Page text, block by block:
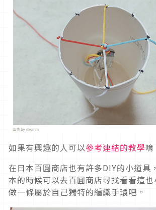
如果有興趣的人可以參考連結的教學唷
在日本百圓商店也有許多DIY的小道具
本的時候可以去百圓商店尋找看看這也
做一條屬於自己獨特的編織手環吧。